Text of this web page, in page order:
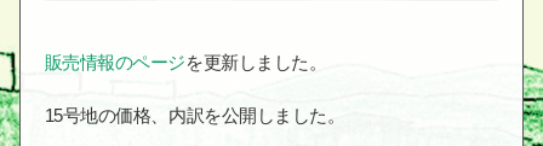
販売情報のページを更新しました。
15号地の価格、内訳を公開しました。